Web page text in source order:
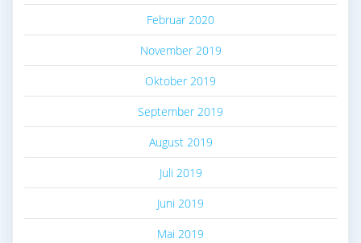
Februar 2020
November 2019
Oktober 2019
September 2019
August 2019
Juli 2019
Juni 2019
Mai 2019